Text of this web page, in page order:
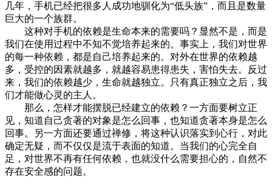
几年，手机已经把很多人成功地驯化为“低头族”，而且是数量
巨大的一个族群。
这种对手机的依赖是生命本来的需要吗？显然不是，而是
我们在使用过程中不知不觉培养起来的。事实上，我们对世界
的每一种依赖，都是自己培养起来的。对外在世界的依赖越
多，受控的因素就越多，就越容易患得患失，害怕失去。反过
来，我们的依赖越少，生命就越独立。只有真正独立之后，我
们才能做心灵的主人。
那么，怎样才能摆脱已经建立的依赖？一方面要树立正
见，知道自己贪著的对象是怎么回事，也知道贪著本身是怎么
回事。另一方面还要通过禅修，将这种认识落实到心行，对此
确定无疑，而不仅仅是流于表面的知道。当我们的心完全自
足，对世界不再有任何依赖，也就没什么需要担心的，自然不
存在安全感的问题。